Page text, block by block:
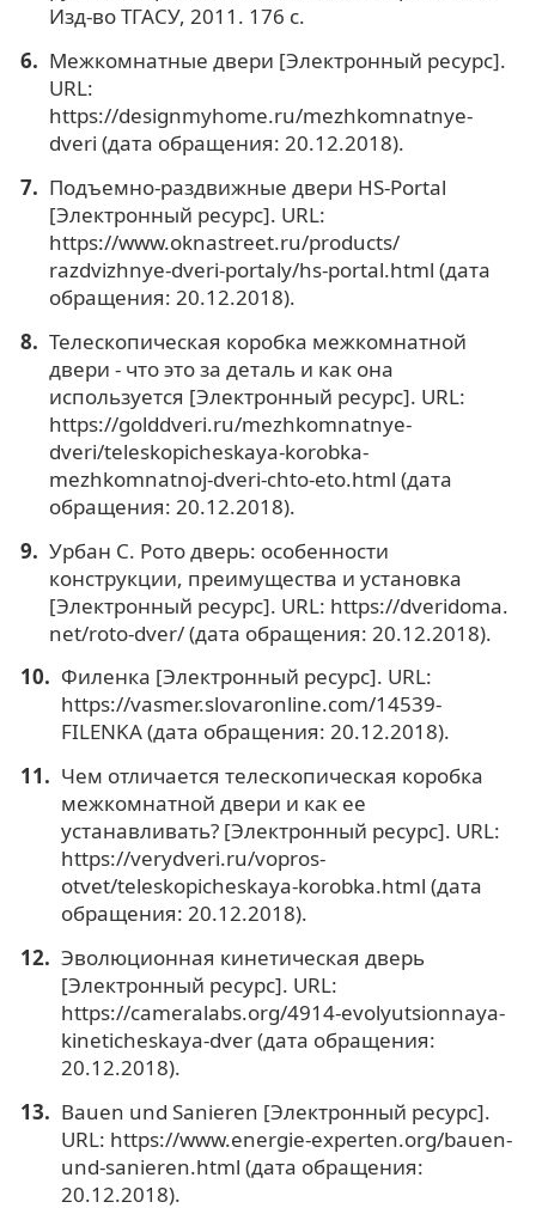
Изд-во ТГАСУ, 2011. 176 с.
Межкомнатные двери [Электронный ресурс].
URL:
https://designmyhome.ru/mezhkomnatnye-
dveri (дата обращения: 20.12.2018).
Подъемно-раздвижные двери HS-Рortal
[Электронный ресурс]. URL:
https://www.oknastreet.ru/products/
razdvizhnye-dveri-portaly/hs-portal.html (дата
обращения: 20.12.2018).
Телескопическая коробка межкомнатной
двери - что это за деталь и как она
используется [Электронный ресурс]. URL:
https://golddveri.ru/mezhkomnatnye-
dveri/teleskopicheskaya-korobka-
mezhkomnatnoj-dveri-chto-eto.html (дата
обращения: 20.12.2018).
Урбан С. Рото дверь: особенности
конструкции, преимущества и установка
[Электронный ресурс]. URL: https://dveridoma.
net/roto-dver/ (дата обращения: 20.12.2018).
Филенка [Электронный ресурс]. URL:
https://vasmer.slovaronline.com/14539-
FILENKA (дата обращения: 20.12.2018).
Чем отличается телескопическая коробка
межкомнатной двери и как ее
устанавливать? [Электронный ресурс]. URL:
https://verydveri.ru/vopros-
otvet/teleskopicheskaya-korobka.html (дата
обращения: 20.12.2018).
Эволюционная кинетическая дверь
[Электронный ресурс]. URL:
https://cameralabs.org/4914-evolyutsionnaya-
kineticheskaya-dver (дата обращения:
20.12.2018).
Bauen und Sanieren [Электронный ресурс].
URL: https://www.energie-experten.org/bauen-
und-sanieren.html (дата обращения:
20.12.2018).